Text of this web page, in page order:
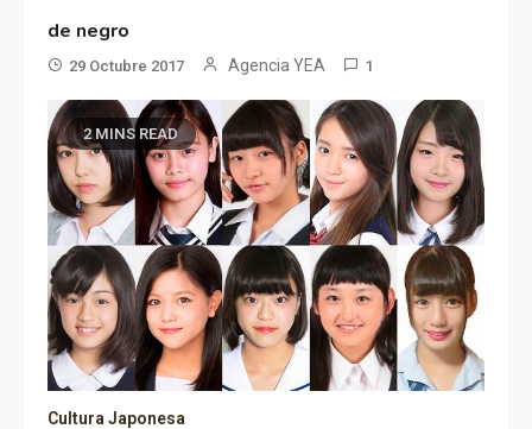
de negro
29 Octubre 2017 Agencia YEA 1
2 MINS READ
Cultura Japonesa